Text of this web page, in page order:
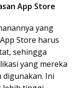
App Store
yang
Store harus
sehingga
yang mereka
digunakan. Ini